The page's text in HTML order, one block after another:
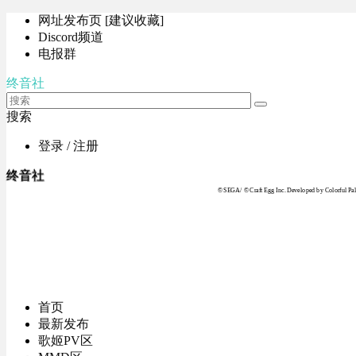
网址发布页 [建议收藏]
Discord频道
电报群
终音社
搜索
登录 / 注册
终音社
© SEGA / © Craft Egg Inc. Developed by Colorful
首页
最新发布
歌姬PV区